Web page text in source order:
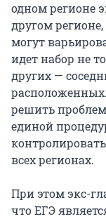
одном регионе
другом
могут
идет набор не
других —
решить
единой
всех регионах.
При этом экс-
что ЕГЭ